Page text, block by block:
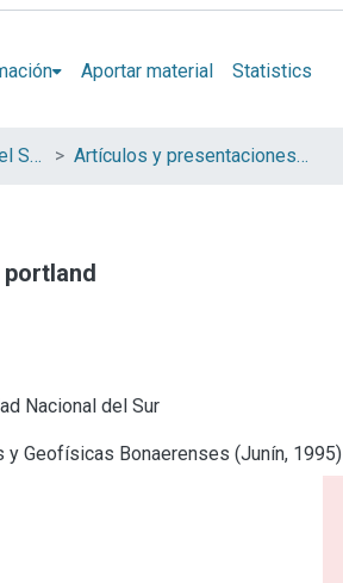
Aportar material Statistics
Universidad Nacional del Sur (UNS) Artículos y presentaciones en Congresos
Nacional del Sur
y Geofísicas Bonaerenses (Junín, 1995)